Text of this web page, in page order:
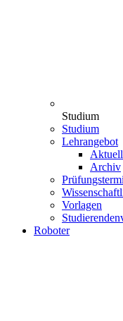
Studium
Studium
Lehrangebot
Archiv
Vorlagen
Roboter